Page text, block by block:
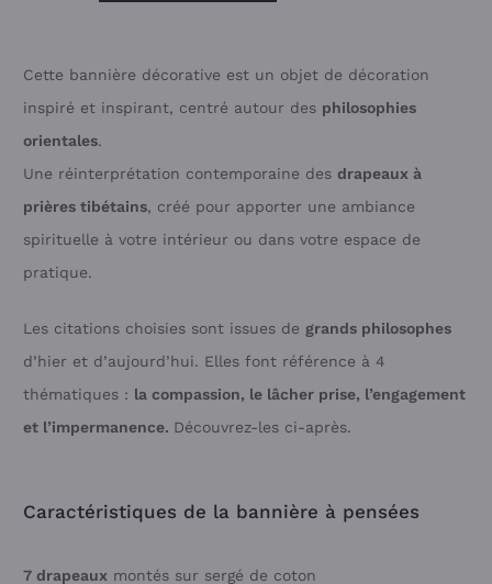
Cette bannière décorative est un objet de décoration
inspiré et inspirant, centré autour des philosophies
orientales.
Une réinterprétation contemporaine des drapeaux à
prières tibétains, créé pour apporter une ambiance
spirituelle à votre intérieur ou dans votre espace de
pratique.
Les citations choisies sont issues de grands philosophes
d’hier et d’aujourd’hui. Elles font référence à 4
thématiques : la compassion, le lâcher prise, l’engagement
et l’impermanence. Découvrez-les ci-après.
Caractéristiques de la bannière à pensées
7 drapeaux montés sur sergé de coton